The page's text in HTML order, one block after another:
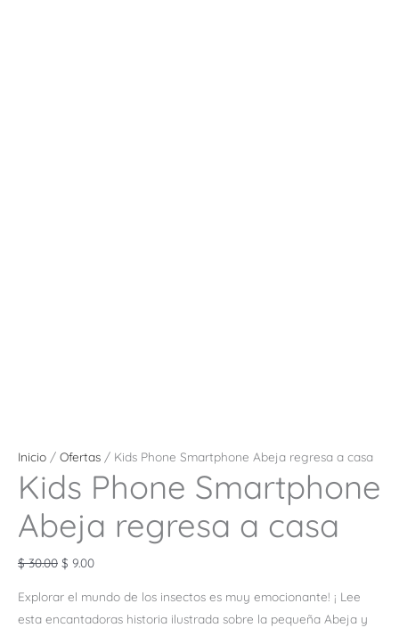
Inicio / Ofertas / Kids Phone Smartphone Abeja regresa a casa
Kids Phone Smartphone
Abeja regresa a casa
$30.00 $ 9.00
Explorar el mundo de los insectos es muy emocionante! ¡ Lee
esta encantadoras historia ilustrada sobre la pequeña Abeja y